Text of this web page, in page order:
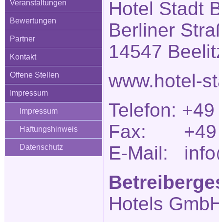
Veranstaltungen
Bewertungen
Partner
Kontakt
Offene Stellen
Impressum
Impressum
Haftungshinweis
Datenschutz
Hotel Stadt
Berliner
14547
www.hotel-
Telefon:
Fax: +49
E-Mail:
Hotels